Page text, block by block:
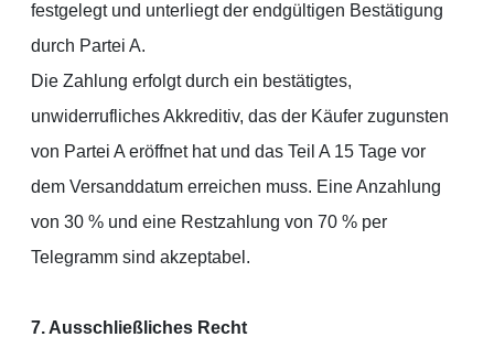
festgelegt und unterliegt der endgültigen Bestätigung
durch Partei A.
Die Zahlung erfolgt durch ein bestätigtes,
unwiderrufliches Akkreditiv, das der Käufer zugunsten
von Partei A eröffnet hat und das Teil A 15 Tage vor
dem Versanddatum erreichen muss. Eine Anzahlung
von 30 % und eine Restzahlung von 70 % per
Telegramm sind akzeptabel.
7. Ausschließliches Recht